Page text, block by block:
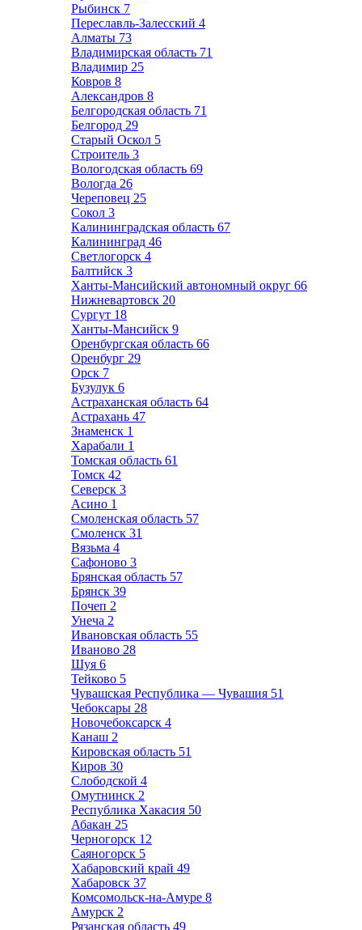
Рыбинск 7
Переславль-Залесский 4
Алматы 73
Владимирская область 71
Владимир 25
Ковров 8
Александров 8
Белгородская область 71
Белгород 29
Старый Оскол 5
Строитель 3
Вологодская область 69
Вологда 26
Череповец 25
Сокол 3
Калининградская область 67
Калининград 46
Светлогорск 4
Балтийск 3
Ханты-Мансийский автономный округ 66
Нижневартовск 20
Сургут 18
Ханты-Мансийск 9
Оренбургская область 66
Оренбург 29
Орск 7
Бузулук 6
Астраханская область 64
Астрахань 47
Знаменск 1
Харабали 1
Томская область 61
Томск 42
Северск 3
Асино 1
Смоленская область 57
Смоленск 31
Вязьма 4
Сафоново 3
Брянская область 57
Брянск 39
Почеп 2
Унеча 2
Ивановская область 55
Иваново 28
Шуя 6
Тейково 5
Чувашская Республика — Чувашия 51
Чебоксары 28
Новочебоксарск 4
Канаш 2
Кировская область 51
Киров 30
Слободской 4
Омутнинск 2
Республика Хакасия 50
Абакан 25
Черногорск 12
Саяногорск 5
Хабаровский край 49
Хабаровск 37
Комсомольск-на-Амуре 8
Амурск 2
Рязанская область 49